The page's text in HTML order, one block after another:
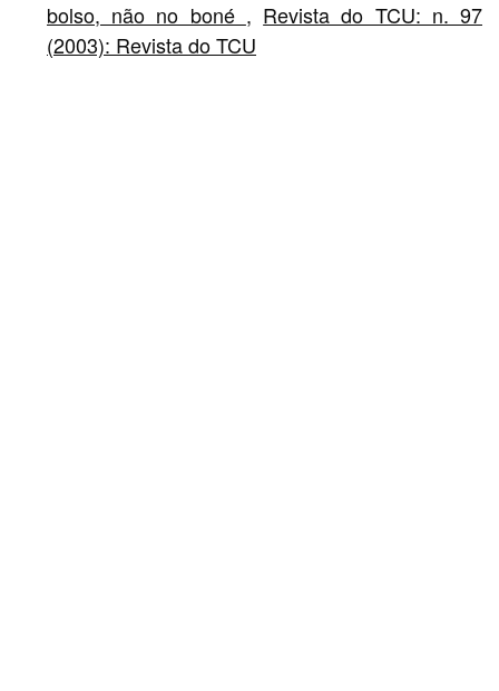
bolso, não no boné , Revista do TCU: n. 97
(2003): Revista do TCU